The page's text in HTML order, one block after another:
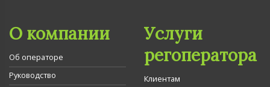
О компании
Об операторе
Руководство
Услуги
регоператора
Клиентам